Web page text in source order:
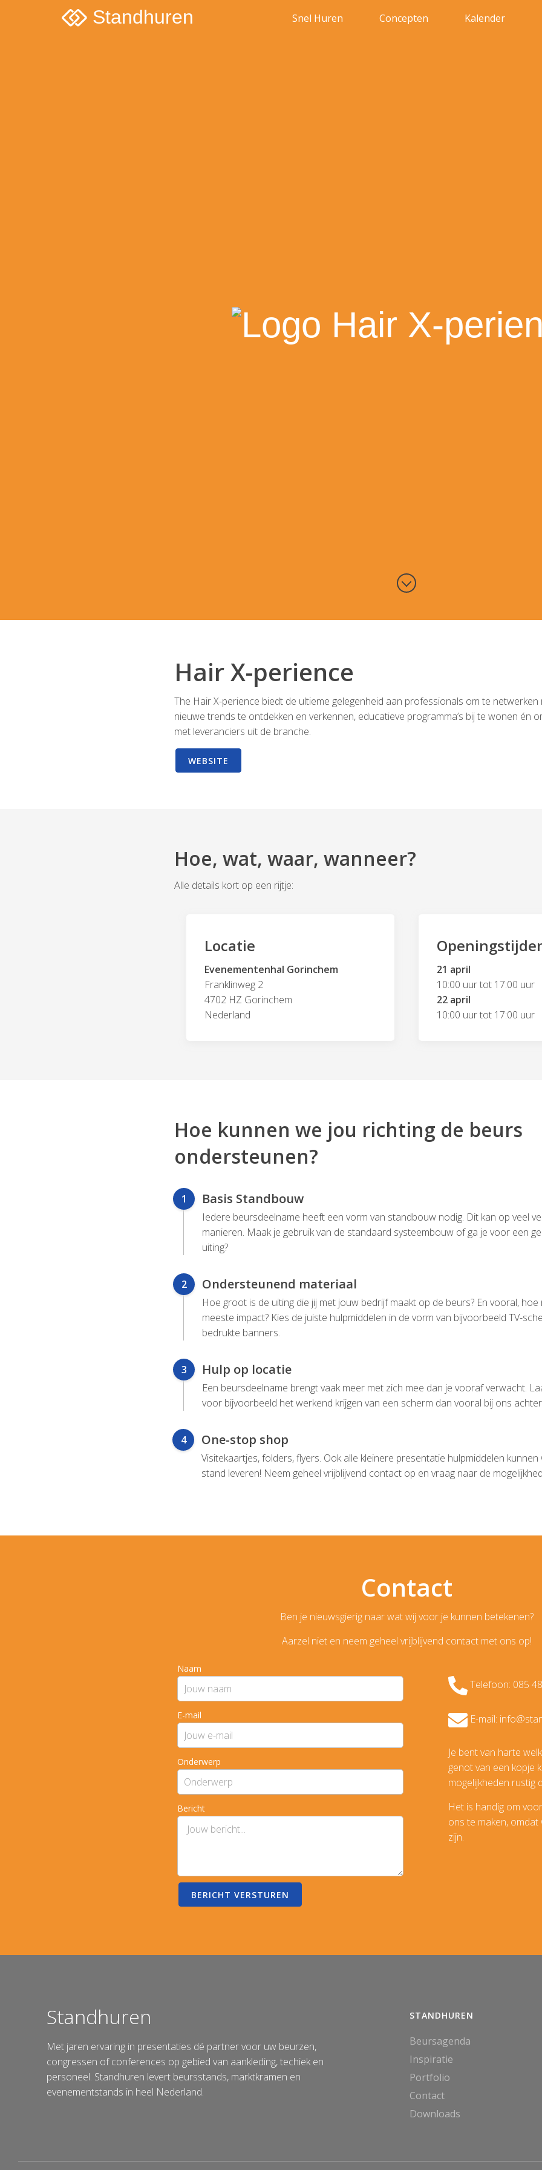
Standhuren Snel Huren Concepten Kalender
Hair X-perience
The Hair X-perience biedt de ultieme gelegenheid aan professionals om te netwerken
nieuwe trends te ontdekken en verkennen, educatieve programma’s bij te wonen én
met leveranciers uit de branche.
WEBSITE
Hoe, wat, waar, wanneer?
Alle details kort op een rijtje:
Locatie
Evenementenhal Gorinchem
Franklinweg 2
4702 HZ Gorinchem
Nederland
21 april
10:00 uur tot 17:00 uur
22 april
10:00 uur tot 17:00 uur
Hoe kunnen we jou richting de beurs
ondersteunen?
1 Basis Standbouw
Iedere beursdeelname heeft een vorm van standbouw nodig. Dit kan op veel
manieren. Maak je gebruik van de standaard systeembouw of ga je voor een
uiting?
2 Ondersteunend materiaal
Hoe groot is de uiting die jij met jouw bedrijf maakt op de beurs? En vooral, hoe
meeste impact? Kies de juiste hulpmiddelen in de vorm van bijvoorbeeld TV-
bedrukte banners.
3 Hulp op locatie
Een beursdeelname brengt vaak meer met zich mee dan je vooraf verwacht.
voor bijvoorbeeld het werkend krijgen van een scherm dan vooral bij ons
4 One-stop shop
Visitekaartjes, folders, flyers. Ook alle kleinere presentatie hulpmiddelen
stand leveren! Neem geheel vrijblijvend contact op en vraag naar de
Contact
Ben je nieuwsgierig naar wat wij voor je kunnen betekenen?
Aarzel niet en neem geheel vrijblijvend contact met ons op!
Naam
E-mail
Onderwerp
Bericht
Telefoon: 085
E-mail:
Je bent van harte
genot van een kopje
mogelijkheden rustig
Het is handig om
ons te maken,
zijn.
Standhuren
Met jaren ervaring in presentaties dé partner voor uw beurzen,
congressen of conferences op gebied van aankleding, techiek en
personeel. Standhuren levert beursstands, marktkramen en
evenementstands in heel Nederland.
STANDHUREN
Beursagenda
Inspiratie
Portfolio
Contact
Downloads